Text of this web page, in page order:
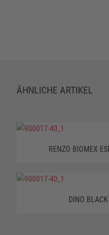
ÄHNLICHE ARTIKEL
RENZO BIOMEX
DINO